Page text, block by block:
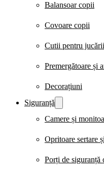
Balansoar copii
Covoare copii
Cutii pentru jucării
Premergătoare și
Decorațiuni
Siguranță
Camere și
Opritoare sertare
Porți de siguranță